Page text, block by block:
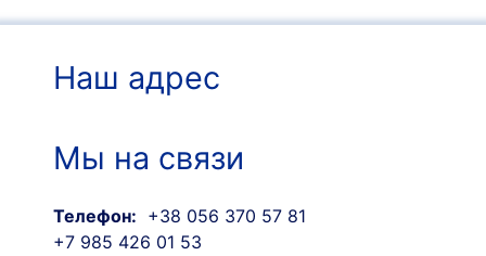
Наш адрес
Мы на связи
Телефон: +38 056 370 57 81
+7 985 426 01 53